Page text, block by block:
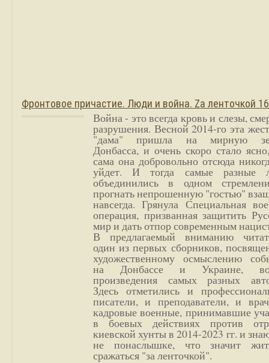
Фронтовое причастие. Люди и война. Zа ленточкой
Война - это всегда кровь и слезы,
разрушения. Весной 2014-го эта
"дама" пришла на мирную
Донбасса, и очень скоро стало
сама она добровольно отсюда
уйдет. И тогда самые разные
объединились в одном
прогнать непрошенную "гостью"
навсегда. Грянула Специальная
операция, призванная защитить
мир и дать отпор современным
В предлагаемый вниманию
один из первых сборников,
художественному осмыслению
на Донбассе и Украине,
произведения самых разных
Здесь отметились и
писатели, и преподаватели, и
кадровые военные, принимавшие
в боевых действиях против
киевской хунты в 2014-2023 гг. и
не понаслышке, что значит
сражаться "за ленточкой".